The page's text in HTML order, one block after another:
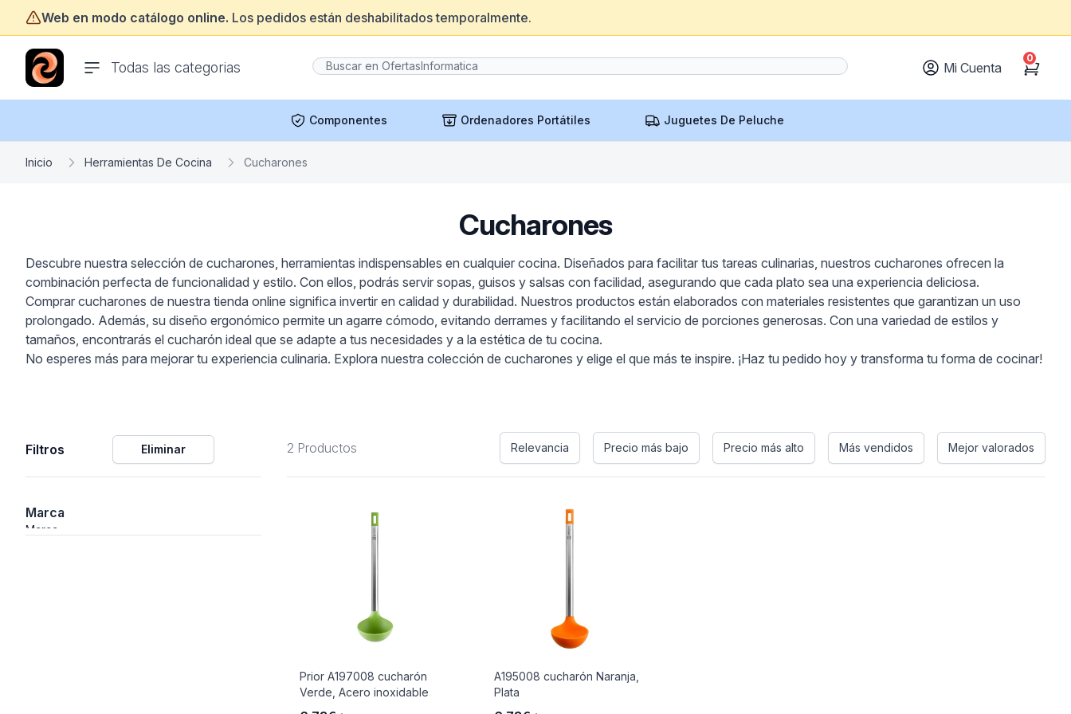
Web en modo catálogo online. Los pedidos están deshabilitados temporalmente.
Todas las categorias
ofertasinformatica.com
Mi Cuenta Cart
0
Componentes Ordenadores Portátiles Juguetes De Peluche
Inicio Herramientas De Cocina Cucharones
Cucharones
Descubre nuestra selección de cucharones, herramientas indispensables en cualquier cocina. Diseñados para facilitar tus tareas culinarias, nuestros cucharones ofrecen la
combinación perfecta de funcionalidad y estilo. Con ellos, podrás servir sopas, guisos y salsas con facilidad, asegurando que cada plato sea una experiencia deliciosa.
Comprar cucharones de nuestra tienda online significa invertir en calidad y durabilidad. Nuestros productos están elaborados con materiales resistentes que garantizan un uso
prolongado. Además, su diseño ergonómico permite un agarre cómodo, evitando derrames y facilitando el servicio de porciones generosas. Con una variedad de estilos y
tamaños, encontrarás el cucharón ideal que se adapte a tus necesidades y a la estética de tu cocina.
No esperes más para mejorar tu experiencia culinaria. Explora nuestra colección de cucharones y elige el que más te inspire. ¡Haz tu pedido hoy y transforma tu forma de cocinar!
Filtros Eliminar
Marca
Marca
2 Productos Relevancia Precio más bajo Precio más alto Más vendidos Mejor valorados
Prior A197008 cucharón
Verde, Acero inoxidable
A195008 cucharón Naranja,
Plata